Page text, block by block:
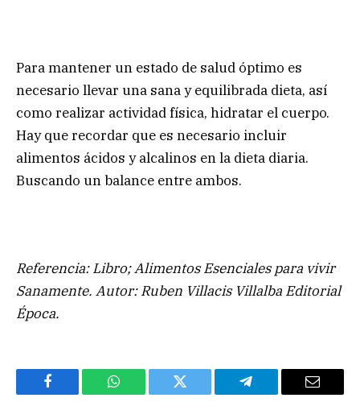
Para mantener un estado de salud óptimo es
necesario llevar una sana y equilibrada dieta, así
como realizar actividad física, hidratar el cuerpo.
Hay que recordar que es necesario incluir
alimentos ácidos y alcalinos en la dieta diaria.
Buscando un balance entre ambos.
Referencia: Libro; Alimentos Esenciales para vivir
Sanamente. Autor:Ruben Villacis Villalba Editorial
Época.
Facebook WhatsApp Twitter Telegram Email